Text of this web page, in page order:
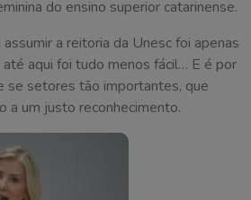
do ensino superior catarinense.
a reitoria da Unesc foi apenas
até aqui foi tudo menos fácil… E é por
se setores tão importantes, que
a um justo reconhecimento.